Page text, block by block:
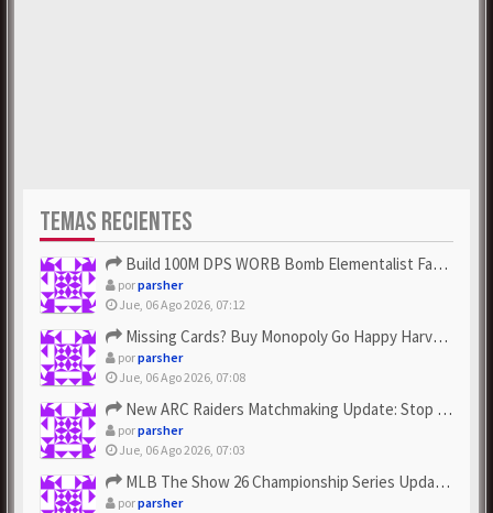
TEMAS RECIENTES
Build 100M DPS WORB Bomb Elementalist Fast - Grab POE Curren...
porparsher
Jue, 06 Ago 2026, 07:12
Missing Cards? Buy Monopoly Go Happy Harvest with Looney Tun...
porparsher
Jue, 06 Ago 2026, 07:08
New ARC Raiders Matchmaking Update: Stop Failed - Grab Bluep...
porparsher
Jue, 06 Ago 2026, 07:03
MLB The Show 26 Championship Series Update! Get Cheap & ...
porparsher